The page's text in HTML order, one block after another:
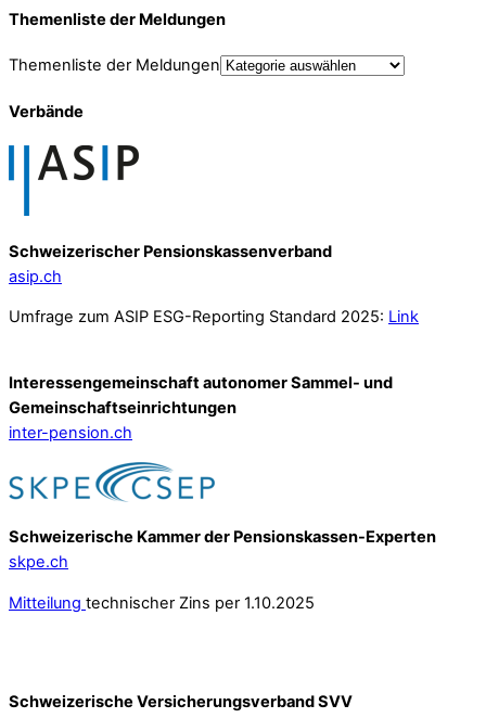
Themenliste der Meldungen
Themenliste der Meldungen
Verbände
Schweizerischer Pensionskassenverband
asip.ch
Umfrage zum ASIP ESG-Reporting Standard 2025: Link
Interessengemeinschaft autonomer Sammel- und
Gemeinschafts­einrichtungen
inter-pension.ch
Schweizerische Kammer der Pensionskassen-Experten
skpe.ch
Mitteilung technischer Zins per 1.10.2025
Schweizerische Versicherungsverband SVV